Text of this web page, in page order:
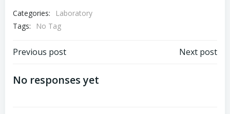
Categories:
Laboratory
Tags:
No Tag
Post
navigation
Previous post Next post
No responses yet